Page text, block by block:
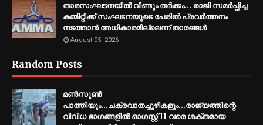
താരസംഘടനയിൽ വീണ്ടും തർക്കം… രാജി സമര്‍പ്പിച്ച
കമ്മിറ്റിക്ക് സംഘടനയുടെ പേരില്‍ പ്രവര്‍ത്തനം
നടത്താന്‍ അധികാരമില്ലെന്ന് താരങ്ങൾ
August 05, 2026
Random Posts
മണ്‍സൂണ്‍
പാത്തിയും...ചക്രവാതച്ചുഴികളും...രാജ്യത്തിന്റെ
വിവിധ ഭാഗങ്ങളില്‍ ഓഗസ്റ്റ് 11 വരെ ശക്തമായ